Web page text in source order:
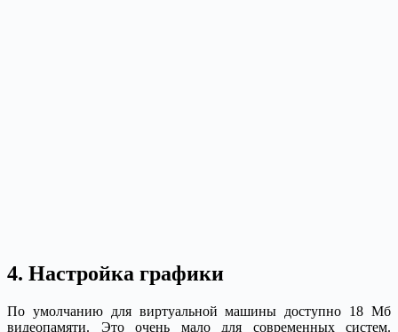
4. Настройка графики
По умолчанию для виртуальной машины доступно 18 Мб
видеопамяти. Это очень мало для современных систем.